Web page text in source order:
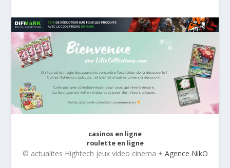
casinos en ligne
roulette en ligne
© actualites Hightech jeux video cinema + Agence NikO